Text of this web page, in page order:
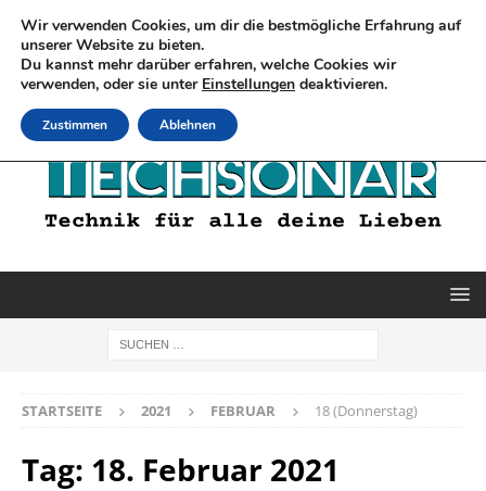
STARTSEITE 2021 FEBRUAR 18 (Donnerstag)
Tag: 18. Februar 2021
Wir verwenden Cookies, um dir die bestmögliche Erfahrung auf
unserer Website zu bieten.
Du kannst mehr darüber erfahren, welche Cookies wir
verwenden, oder sie unter Einstellungen deaktivieren.
Zustimmen Ablehnen